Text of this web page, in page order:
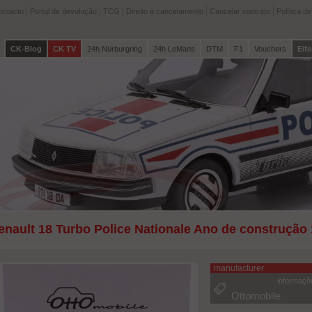
Portal de devolução TCG Direito a cancelamento Cancelar contrato Política
CK-Blog CK TV 24h Nürburgring 24h LeMans DTM F1 Vouchers Eifel
18 Turbo Police Nationale Ano de construção
manufacturer
Ottomobile